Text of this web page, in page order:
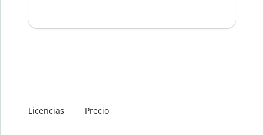
Licencias Precio